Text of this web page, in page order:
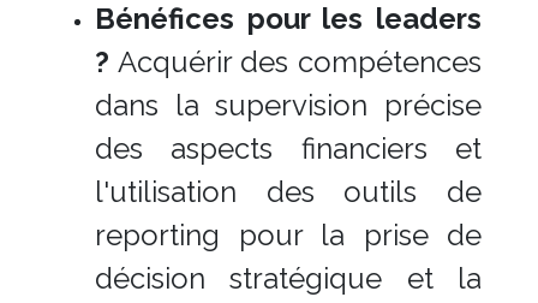
Bénéfices pour les leaders
? Acquérir des compétences
dans la supervision précise
des aspects financiers et
l'utilisation des outils de
reporting pour la prise de
décision stratégique et la